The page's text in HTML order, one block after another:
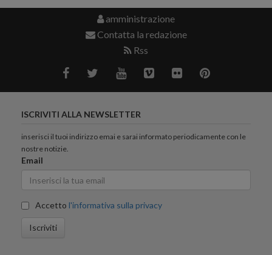
amministrazione
Contatta la redazione
Rss
ISCRIVITI ALLA NEWSLETTER
inserisci il tuoi indirizzo emai e sarai informato periodicamente con le
nostre notizie.
Email
Accetto l'informativa sulla privacy
Iscriviti